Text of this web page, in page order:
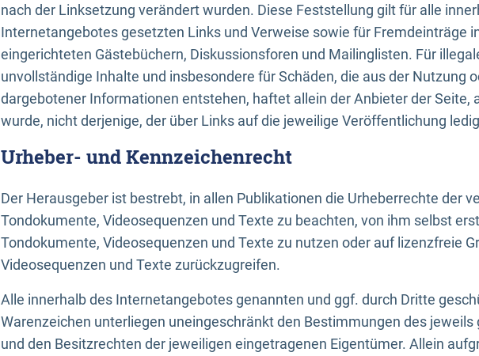
nach der Linksetzung verändert wurden. Diese Feststellung gilt für alle
Internetangebotes gesetzten Links und Verweise sowie für Fremdeinträge
eingerichteten Gästebüchern, Diskussionsforen und Mailinglisten. Für
unvollständige Inhalte und insbesondere für Schäden, die aus der Nutzung
dargebotener Informationen entstehen, haftet allein der Anbieter der Seite,
wurde, nicht derjenige, der über Links auf die jeweilige Veröffentlichung
Urheber- und Kennzeichenrecht
Der Herausgeber ist bestrebt, in allen Publikationen die Urheberrechte der
Tondokumente, Videosequenzen und Texte zu beachten, von ihm selbst
Tondokumente, Videosequenzen und Texte zu nutzen oder auf lizenzfreie
Videosequenzen und Texte zurückzugreifen.
Alle innerhalb des Internetangebotes genannten und ggf. durch Dritte
Warenzeichen unterliegen uneingeschränkt den Bestimmungen des
und den Besitzrechten der jeweiligen eingetragenen Eigentümer. Allein